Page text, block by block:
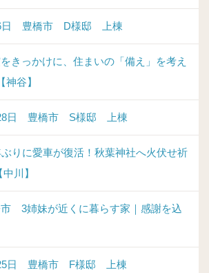
日 豊橋市 D様邸 上棟
きっかけに、住まいの「備え」を考え
谷】
日 豊橋市 S様邸 上棟
ぶりに愛車が復活！秋葉神社へ火伏せ祈
川】
3姉妹が近くに暮らす家｜感謝を込
日 豊橋市 F様邸 上棟